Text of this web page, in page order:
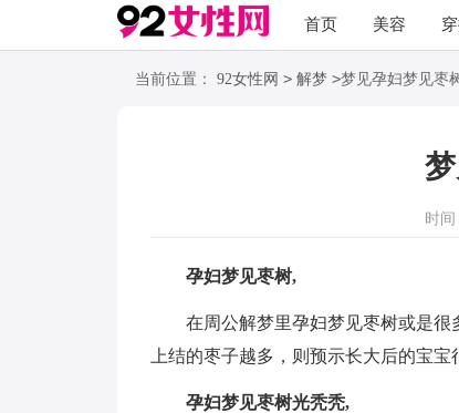
首页 美容
当前位置： 92女性网 > 解梦 >梦见孕妇梦见枣
时间
孕妇梦见枣树,
在周公解梦里孕妇梦见枣树或是很
上结的枣子越多，则预示长大后的宝宝
孕妇梦见枣树光秃秃,